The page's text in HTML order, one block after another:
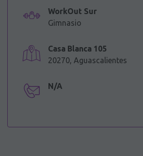
WorkOut Sur
Gimnasio
Casa Blanca 105
20270, Aguascalientes
N/A